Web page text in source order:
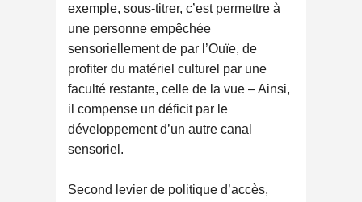
exemple, sous-titrer, c’est permettre à
une personne empêchée
sensoriellement de par l’Ouïe, de
profiter du matériel culturel par une
faculté restante, celle de la vue – Ainsi,
il compense un déficit par le
développement d’un autre canal
sensoriel.
Second levier de politique d’accès,